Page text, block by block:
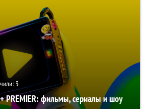
3
PREMIER: фильмы, сериалы и шоу